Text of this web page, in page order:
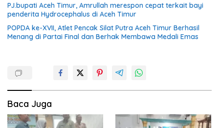
PJ.bupati Aceh Timur, Amrullah merespon cepat terkait bayi
penderita Hydrocephalus di Aceh Timur
POPDA ke-XVII, Atlet Pencak Silat Putra Aceh Timur Berhasil
Menang di Partai Final dan Berhak Membawa Medali Emas
Baca Juga